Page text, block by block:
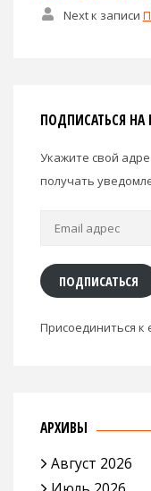
Nextк записи
ПОДПИСАТЬСЯ НА
Укажите свой
получать
Email
ПОДПИСАТЬСЯ
Присоединиться
АРХИВЫ
Август 2026